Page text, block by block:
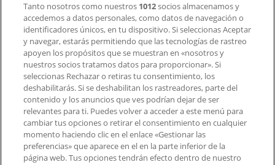
Contacto comercial y de marketing
Tienda mal colocada en el mapa
Notificar un folleto
¿Encontraste un problema en la web o en la
aplicación?
Índices
Marcas
Tanto nosotros como nuestros 1012socios almacenamos y
accedemos a datos personales, como datos de navegación o
identificadores únicos, en tu dispositivo. Si seleccionas Aceptar
y navegar, estarás permitiendo que las tecnologías de rastreo
apoyen los propósitos que se muestran en «nosotros y
nuestros socios tratamos datos para proporcionar». Si
seleccionas Rechazar o retiras tu consentimiento, los
deshabilitarás. Si se deshabilitan los rastreadores, parte del
contenido y los anuncios que ves podrían dejar de ser
relevantes para ti. Puedes volver a acceder a este menú para
cambiar tus opciones o retirar el consentimiento en cualquier
momento haciendo clic en el enlace «Gestionar las
preferencias» que aparece en el en la parte inferior de la
página web. Tus opciones tendrán efecto dentro de nuestro